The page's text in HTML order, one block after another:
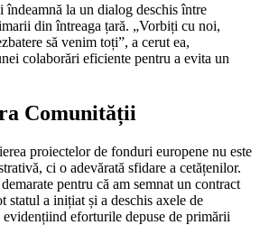
la un dialog deschis între
din întreaga țară. „Vorbiți cu noi,
să venim toți”, a cerut ea,
colaborări eficiente pentru a evita un
Comunității
proiectelor de fonduri europene nu este
ci o adevărată sfidare a cetățenilor.
pentru că am semnat un contract
statul a inițiat și a deschis axele de
evidențiind eforturile depuse de primării